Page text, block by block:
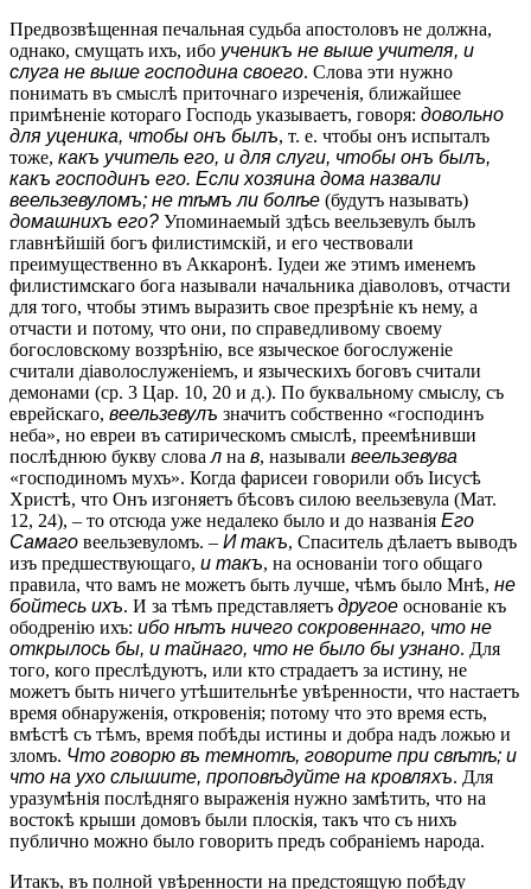
Предвозвѣщенная печальная судьба апостоловъ не должна,
однако, смущать ихъ, ибо ученикъ не выше учителя, и
слуга не выше господина своего. Слова эти нужно
понимать въ смыслѣ приточнаго изреченія, ближайшее
примѣненіе котораго Господь указываетъ, говоря: довольно
для уценика, чтобы онъ былъ, т. е. чтобы онъ испыталъ
тоже, какъ учитель его, и для слуги, чтобы онъ былъ,
какъ господинъ его. Если хозяина дома назвали
веельзевуломъ; не тѣмъ ли болѣе (будутъ называть)
домашнихъ его? Упоминаемый здѣсь веельзевулъ былъ
главнѣйшій богъ филистимскій, и его чествовали
преимущественно въ Аккаронѣ. Іудеи же этимъ именемъ
филистимскаго бога называли начальника діаволовъ, отчасти
для того, чтобы этимъ выразить свое презрѣніе къ нему, а
отчасти и потому, что они, по справедливому своему
богословскому воззрѣнію, все языческое богослуженіе
считали діаволослуженіемъ, и языческихъ боговъ считали
демонами (ср. 3 Цар. 10, 20 и д.). По буквальному смыслу, съ
еврейскаго, веельзевулъ значитъ собственно «господинъ
неба», но евреи въ сатирическомъ смыслѣ, преемѣнивши
послѣднюю букву слова л на в, называли веельзевува
«господиномъ мухъ». Когда фарисеи говорили объ Іисусѣ
Христѣ, что Онъ изгоняетъ бѣсовъ силою веельзевула (Мат.
12, 24), – то отсюда уже недалеко было и до названія Его
Самаго веельзевуломъ. – И такъ, Спаситель дѣлаетъ выводъ
изъ предшествующаго, и такъ, на основаніи того общаго
правила, что вамъ не можетъ быть лучше, чѣмъ было Мнѣ, не
бойтесь ихъ. И за тѣмъ представляетъ другое основаніе къ
ободренію ихъ: ибо нѣтъ ничего сокровеннаго, что не
открылось бы, и тайнаго, что не было бы узнано. Для
того, кого преслѣдуютъ, или кто страдаетъ за истину, не
можетъ быть ничего утѣшительнѣе увѣренности, что настаетъ
время обнаруженія, откровенія; потому что это время есть,
вмѣстѣ съ тѣмъ, время побѣды истины и добра надъ ложью и
зломъ. Что говорю въ темнотѣ, говорите при свѣтѣ; и
что на ухо слышите, проповѣдуйте на кровляхъ. Для
уразумѣнія послѣдняго выраженія нужно замѣтить, что на
востокѣ крыши домовъ были плоскія, такъ что съ нихъ
публично можно было говорить предъ собраніемъ народа.
Итакъ, въ полной увѣренности на предстоящую побѣду